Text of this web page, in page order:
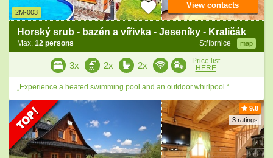
2M-003
Horský srub - bazén a vířivka - Jeseníky - Kraličák
Stříbrnice map
Max. 12 persons
View contacts
3x 2x 2x
Price list
HERE
„Experience a heated swimming pool and an outdoor whirlpool.“
9.8
3 ratings